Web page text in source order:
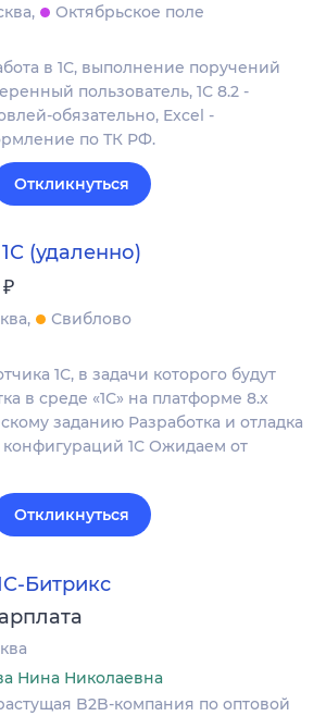
Октябрьское поле
в 1С, выполнение поручений
пользователь, 1С 8.2 -
обязательно, Excel -
по ТК РФ.
Откликнуться
(удаленно)
₽
Свиблово
1С, в задачи которого будут
в среде «1С» на платформе 8.х
заданию Разработка и отладка
конфигураций 1С Ожидаем от
Откликнуться
Битрикс
Нина Николаевна
B2B-компания по оптовой